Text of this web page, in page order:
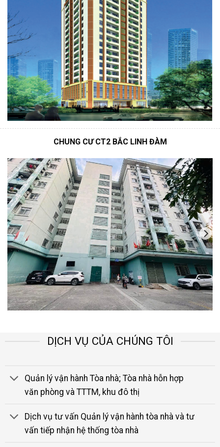
CHUNG CƯ CT2 BẮC LINH ĐÀM
DỊCH VỤ CỦA CHÚNG TÔI
Quản lý vận hành Tòa nhà; Tòa nhà hỗn hợp
văn phòng và TTTM, khu đô thị
Dịch vụ tư vấn Quản lý vận hành tòa nhà và tư
vấn tiếp nhận hệ thống tòa nhà